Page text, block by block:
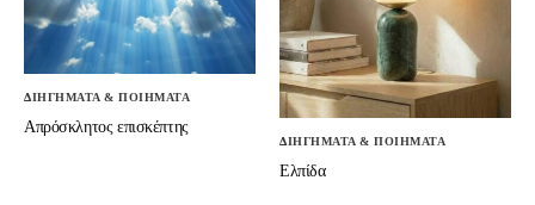
ΔΙΗΓΗΜΑΤΑ & ΠΟΙΗΜΑΤΑ
Απρόσκλητος επισκέπτης
ΔΙΗΓΗΜΑΤΑ & ΠΟΙΗΜΑΤΑ
Ελπίδα